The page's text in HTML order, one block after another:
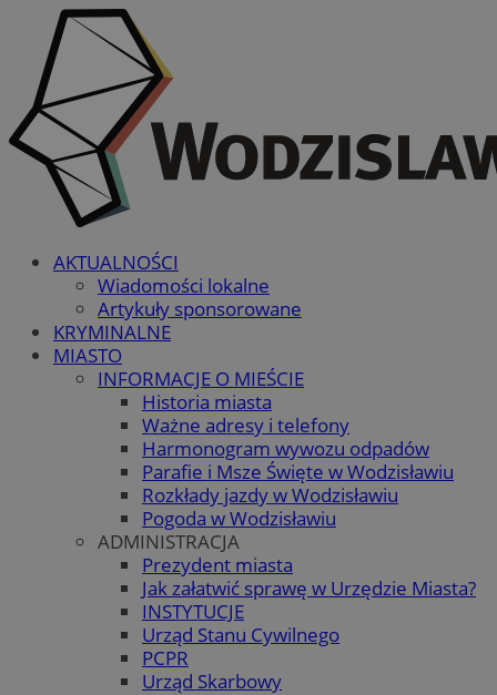
AKTUALNOŚCI
Wiadomości lokalne
Artykuły sponsorowane
KRYMINALNE
MIASTO
INFORMACJE O MIEŚCIE
Historia miasta
Ważne adresy i telefony
Harmonogram wywozu odpadów
Parafie i Msze Święte w Wodzisławiu
Rozkłady jazdy w Wodzisławiu
Pogoda w Wodzisławiu
ADMINISTRACJA
Prezydent miasta
Jak załatwić sprawę w Urzędzie Miasta?
INSTYTUCJE
Urząd Stanu Cywilnego
PCPR
Urząd Skarbowy